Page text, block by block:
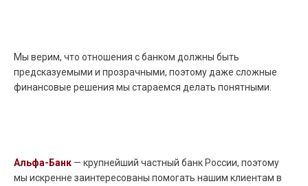
Мы верим, что отношения с банком должны быть
предсказуемыми и прозрачными, поэтому даже сложные
финансовые решения мы стараемся делать понятными.
Альфа-Банк — крупнейший частный банк России, поэтому
мы искренне заинтересованы помогать нашим клиентам в